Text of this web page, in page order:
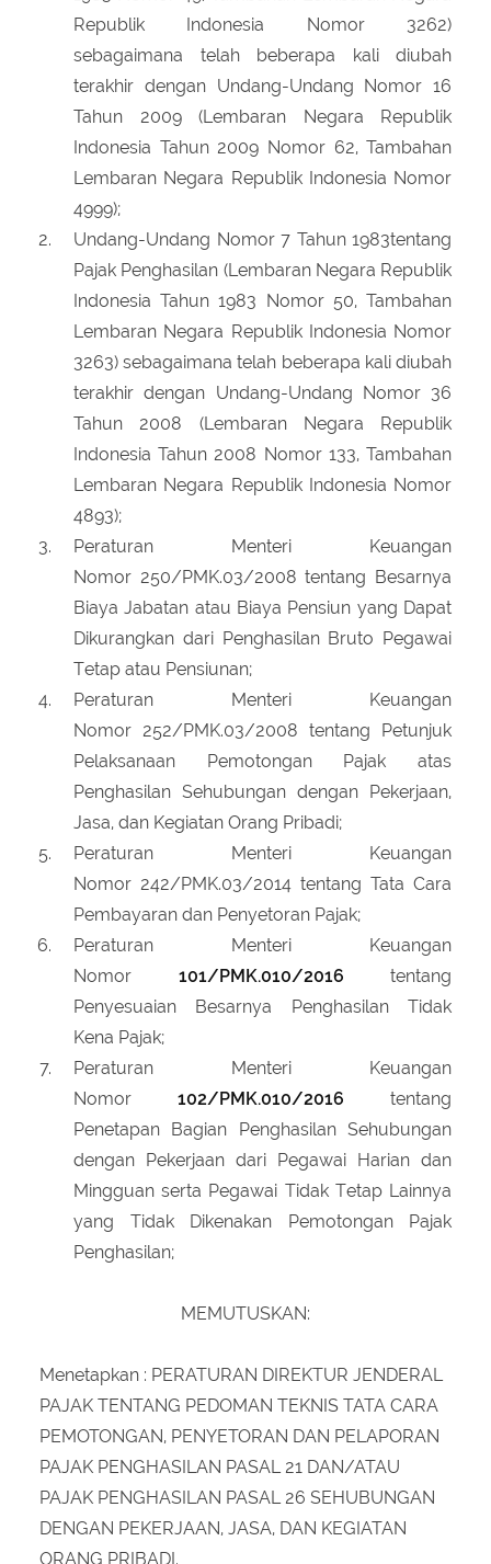
Republik Indonesia Nomor 3262)
sebagaimana telah beberapa kali diubah
terakhir dengan Undang-Undang Nomor 16
Tahun 2009 (Lembaran Negara Republik
Indonesia Tahun 2009 Nomor 62, Tambahan
Lembaran Negara Republik Indonesia Nomor
4999);
Undang-Undang Nomor 7 Tahun 1983tentang
Pajak Penghasilan (Lembaran Negara Republik
Indonesia Tahun 1983 Nomor 50, Tambahan
Lembaran Negara Republik Indonesia Nomor
3263) sebagaimana telah beberapa kali diubah
terakhir dengan Undang-Undang Nomor 36
Tahun 2008 (Lembaran Negara Republik
Indonesia Tahun 2008 Nomor 133, Tambahan
Lembaran Negara Republik Indonesia Nomor
4893);
Peraturan Menteri Keuangan
Nomor 250/PMK.03/2008 tentang Besarnya
Biaya Jabatan atau Biaya Pensiun yang Dapat
Dikurangkan dari Penghasilan Bruto Pegawai
Tetap atau Pensiunan;
Peraturan Menteri Keuangan
Nomor 252/PMK.03/2008 tentang Petunjuk
Pelaksanaan Pemotongan Pajak atas
Penghasilan Sehubungan dengan Pekerjaan,
Jasa, dan Kegiatan Orang Pribadi;
Peraturan Menteri Keuangan
Nomor 242/PMK.03/2014 tentang Tata Cara
Pembayaran dan Penyetoran Pajak;
Peraturan Menteri Keuangan
Nomor 101/PMK.010/2016 tentang
Penyesuaian Besarnya Penghasilan Tidak
Kena Pajak;
Peraturan Menteri Keuangan
Nomor102/PMK.010/2016 tentang
Penetapan Bagian Penghasilan Sehubungan
dengan Pekerjaan dari Pegawai Harian dan
Mingguan serta Pegawai Tidak Tetap Lainnya
yang Tidak Dikenakan Pemotongan Pajak
Penghasilan;
MEMUTUSKAN:
Menetapkan : PERATURAN DIREKTUR JENDERAL
PAJAK TENTANG PEDOMAN TEKNIS TATA CARA
PEMOTONGAN, PENYETORAN DAN PELAPORAN
PAJAK PENGHASILAN PASAL 21 DAN/ATAU
PAJAK PENGHASILAN PASAL 26 SEHUBUNGAN
DENGAN PEKERJAAN, JASA, DAN KEGIATAN
ORANG PRIBADI.